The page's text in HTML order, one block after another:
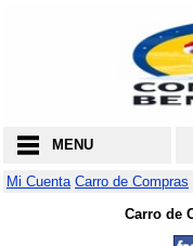
MENU
Mi Cuenta Carro de Compras
Carro de